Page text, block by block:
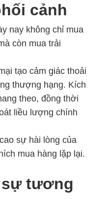
cảnh
nay không chỉ mua
còn mua trải
tạo cảm giác thoải
thượng hạng. Kích
theo, đồng thời
liều lượng chính
sự hài lòng của
mua hàng lặp lại.
tương